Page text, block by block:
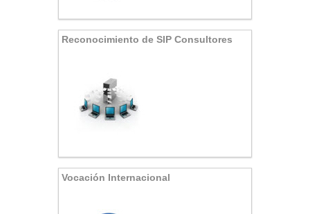
Reconocimiento de SIP Consultores
Vocación Internacional